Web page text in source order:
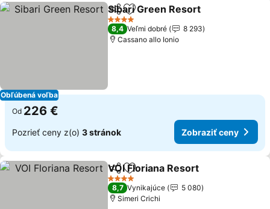
Obľúbená voľba
ZdieľaťPridať do obľúbených
Sibari Green Resort
4 Počet hviezdičiek
8,4 Veľmi dobré
8 293
Cassano allo Ionio
Od 226 €
Pozrieť ceny z(o) 3 stránok Zobraziť ceny
ZdieľaťPridať do obľúbených
VOI Floriana Resort
4 Počet hviezdičiek
8,7 Vynikajúce
5 080
Simeri Crichi